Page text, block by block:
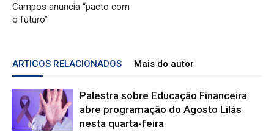
Campos anuncia “pacto com
o futuro”
ARTIGOS RELACIONADOS Mais do autor
Palestra sobre Educação Financeira
abre programação do Agosto Lilás
nesta quarta-feira